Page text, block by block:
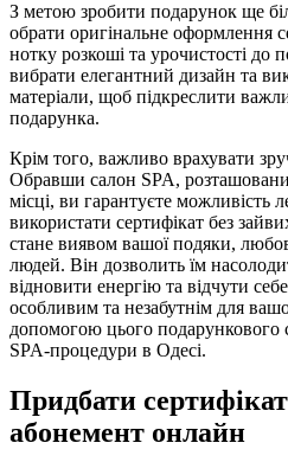
З метою зробити подарунок ще
обрати оригінальне оформлення
нотку розкоші та урочистості до
вибрати елегантний дизайн та
матеріали, щоб підкреслити
подарунка.
Крім того, важливо врахувати
Обравши салон SPA,
місці, ви гарантуєте можливість
використати сертифікат без
стане виявом вашої подяки,
людей. Він дозволить їм
відновити енергію та відчути
особливим та незабутнім для
допомогою цього подарункового
SPA-процедури в Одесі.
Придбати
абонемент онлайн